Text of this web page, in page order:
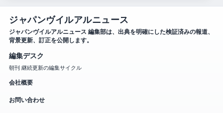
ジャパンヴイルアルニュース
ジャパンヴイルアルニュース 編集部は、出典を明確にした検証済みの報道、
背景更新、訂正を公開します。
編集デスク
朝刊 継続更新の編集サイクル
会社概要
お問い合わせ